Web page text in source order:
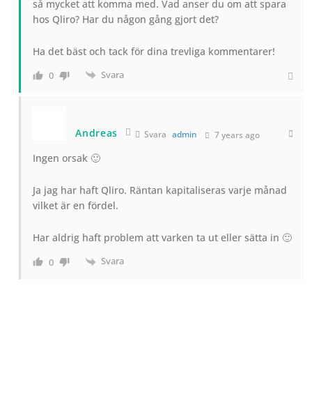
så mycket att komma med. Vad anser du om att spara
hos Qliro? Har du någon gång gjort det?
Ha det bäst och tack för dina trevliga kommentarer!
0 Svara
Andreas Svara admin 7 years ago
Ingen orsak 🙂
Ja jag har haft Qliro. Räntan kapitaliseras varje månad
vilket är en fördel.
Har aldrig haft problem att varken ta ut eller sätta in 🙂
0 Svara